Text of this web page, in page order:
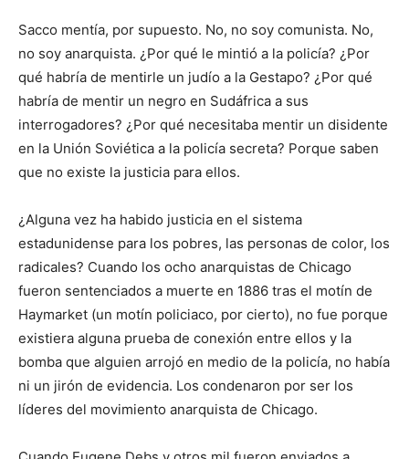
Sacco mentía, por supuesto. No, no soy comunista. No,
no soy anarquista. ¿Por qué le mintió a la policía? ¿Por
qué habría de mentirle un judío a la Gestapo? ¿Por qué
habría de mentir un negro en Sudáfrica a sus
interrogadores? ¿Por qué necesitaba mentir un disidente
en la Unión Soviética a la policía secreta? Porque saben
que no existe la justicia para ellos.
¿Alguna vez ha habido justicia en el sistema
estadunidense para los pobres, las personas de color, los
radicales? Cuando los ocho anarquistas de Chicago
fueron sentenciados a muerte en 1886 tras el motín de
Haymarket (un motín policiaco, por cierto), no fue porque
existiera alguna prueba de conexión entre ellos y la
bomba que alguien arrojó en medio de la policía, no había
ni un jirón de evidencia. Los condenaron por ser los
líderes del movimiento anarquista de Chicago.